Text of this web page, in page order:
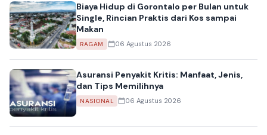
Biaya Hidup di Gorontalo per Bulan untuk
Single, Rincian Praktis dari Kos sampai
Makan
RAGAM 06 Agustus 2026
Asuransi Penyakit Kritis: Manfaat, Jenis,
dan Tips Memilihnya
NASIONAL 06 Agustus 2026